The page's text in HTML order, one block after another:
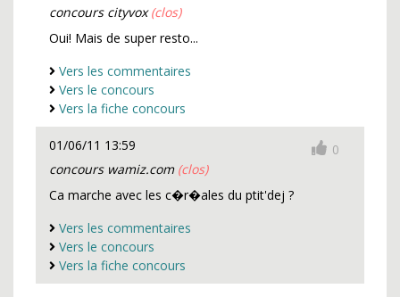
concours cityvox(clos)
Oui! Mais de super resto...
Vers les commentaires
Vers le concours
Vers la fiche concours
01/06/11 13:59
0
concours wamiz.com (clos)
Ca marche avec les c�r�ales du ptit'dej ?
Vers les commentaires
Vers le concours
Vers la fiche concours